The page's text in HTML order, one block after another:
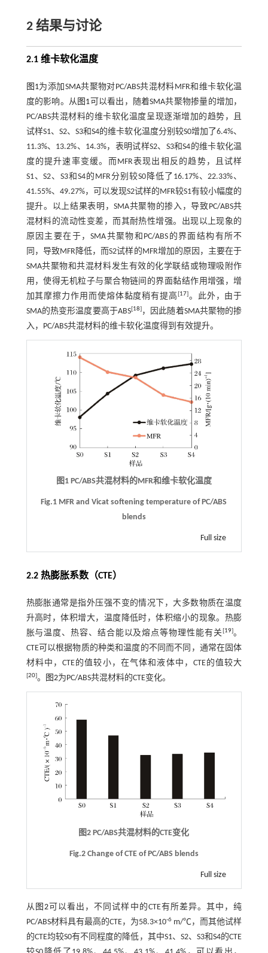
2 结果与讨论
2.1 维卡软化温度
图1为添加SMA共聚物对PC/ABS共混材料MFR和维卡软化温
度的影响。从图1 可以看出，随着SMA共聚物掺量的增加，
PC/ABS共混材料的维卡软化温度呈现逐渐增加的趋势，且
试样S1、S2、S3和S4的维卡软化温度分别较S0增加了6.4%、
11.3%、13.2%、14.3%，表明试样S2、S3和S4的维卡软化温
度的提升速率变缓。而MFR表现出相反的趋势，且试样
S1、S2、S3和S4的MFR分别较S0降低了16.17%、22.33%、
41.55%、49.27%，可以发现S2试样的MFR较S1有较小幅度的
提升。以上结果表明，SMA共聚物的掺入，导致PC/ABS共
混材料的流动性变差，而其耐热性增强。出现以上现象的
原因主要在于，SMA共聚物和PC/ABS的界面结构有所不
同，导致MFR降低，而S2试样的MFR增加的原因，主要在于
SMA共聚物和共混材料发生有效的化学联结或物理吸附作
用，使得无机粒子与聚合物链间的界面黏结作用增强，增
加其摩擦力作用而使熔体黏度稍有提高 [17]。此外，由于
SMA的热变形温度要高于ABS[18]，因此随着SMA共聚物的掺
入，PC/ABS共混材料的维卡软化温度得到有效提升。
图1 PC/ABS共混材料的MFR和维卡软化温度
Fig.1 MFR and Vicat softening temperature of PC/ABS
blends
Full size
2.2 热膨胀系数（CTE）
热膨胀通常是指外压强不变的情况下，大多数物质在温度
升高时，体积增大，温度降低时，体积缩小的现象。热膨
胀与温度、热容、结合能以及熔点等物理性能有关[19]。
CTE可以根据物质的种类和温度的不同而不同，通常在固体
材料中，CTE的值较小，在气体和液体中，CTE的值较大
[20]。 图2为PC/ABS共混材料的CTE变化。
图2 PC/ABS共混材料的CTE变化
Fig.2 Change of CTE of PC/ABS blends
Full size
从 图2可以看出，不同试样中的CTE有所差异。其中，纯
PC/ABS材料具有最高的CTE，为58.3×10-6 m/℃，而其他试样
的CTE均较S0有不同程度的降低，其中S1、S2、S3和S4的CTE